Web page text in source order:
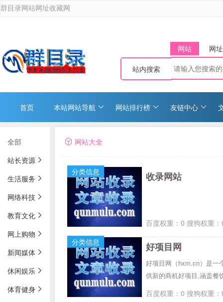
群目录网站网址收藏网
网站 网址
站内搜索
首页 本站网站导航 网站排行榜 友链中心
全部
站长资源
生活服务
网络科技
教育文化
网上购物
新闻媒体
休闲娱乐
体育健身
网站大全
分类信息 收录网站
百度权重：0 搜狗权重
分类信息
好项目网
好项目网（hxm.cn）是一
供新的商机好项目,涵盖餐
百度权重：0 搜狗权重